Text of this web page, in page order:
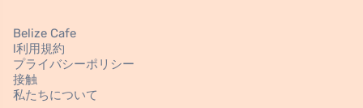
Belize Cafe
l利用規約
プライバシーポリシー
接触
私たちについて